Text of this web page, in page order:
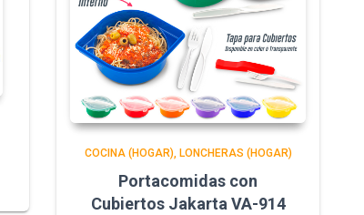
COCINA (HOGAR) LONCHERAS (HOGAR)
Portacomidas con
Cubiertos Jakarta VA-914